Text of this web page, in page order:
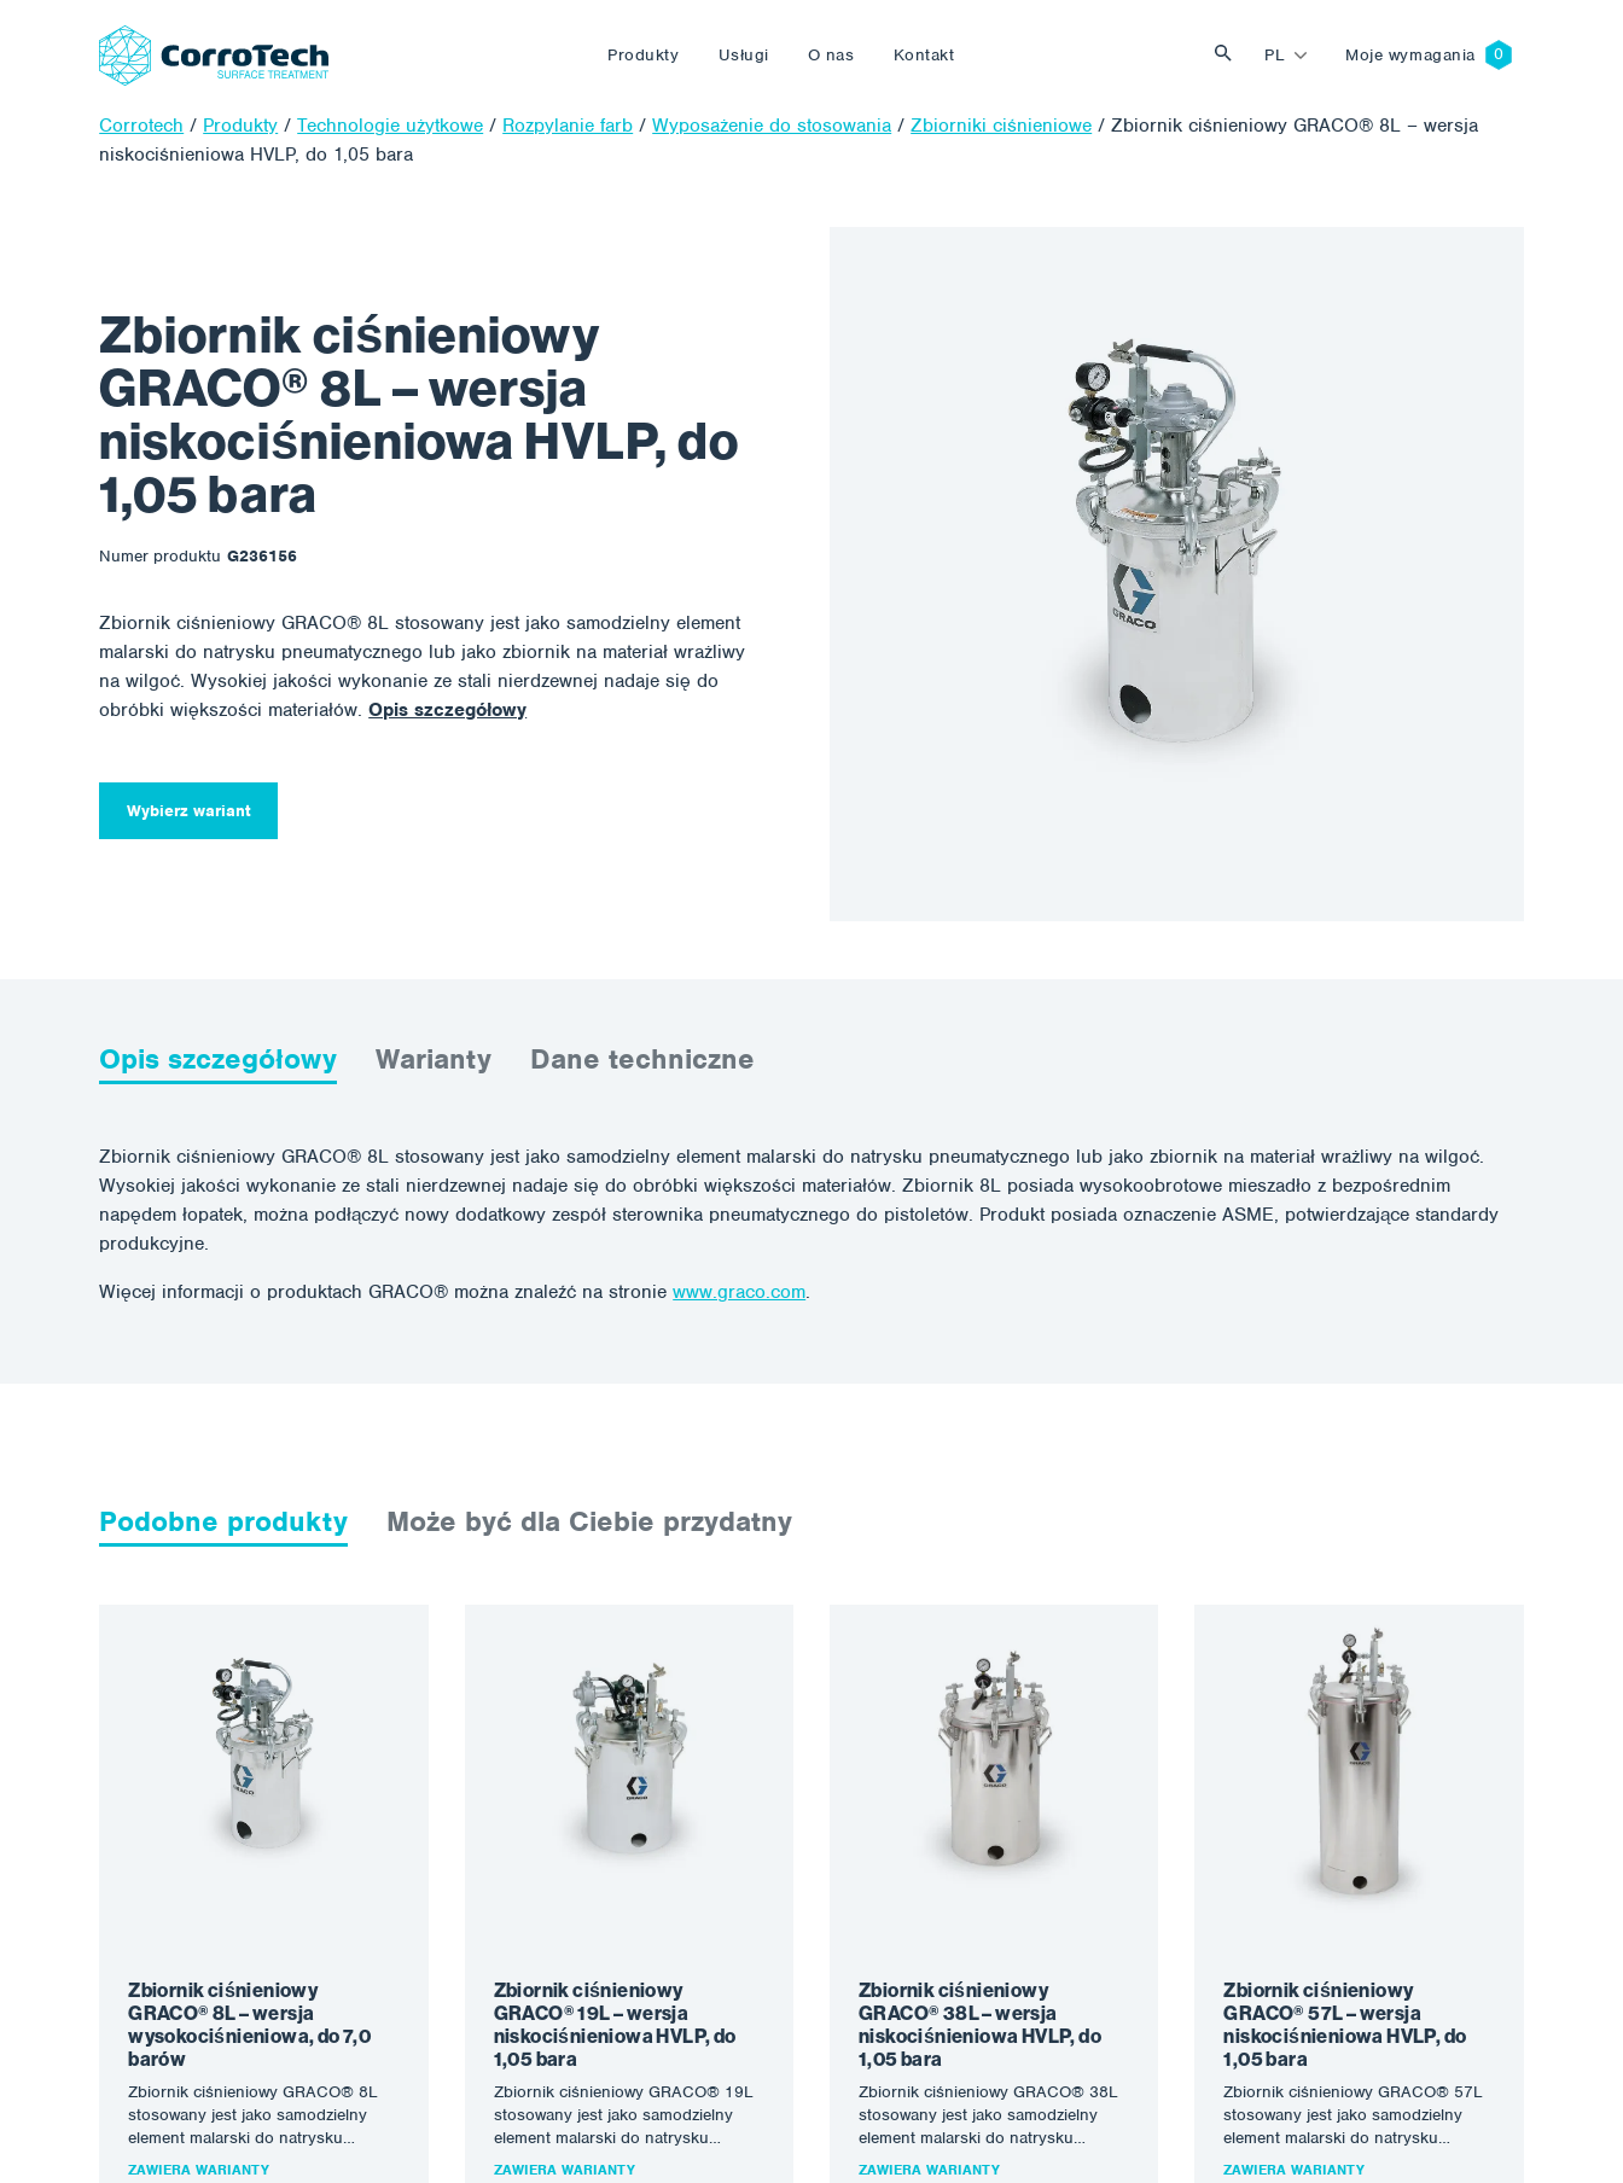
Produkty Usługi O nas Kontakt PL Moje wymagania
Corrotech / Produkty /Technologie użytkowe / Rozpylanie farb /Wyposażenie do stosowania /Zbiorniki ciśnieniowe /Zbiornik ciśnieniowy GRACO® 8L – wersja
niskociśnieniowa HVLP, do 1,05 bara
Zbiornik ciśnieniowy
GRACO® 8L – wersja
niskociśnieniowa HVLP, do
1,05 bara
Numer produktu G236156
Zbiornik ciśnieniowy GRACO® 8L stosowany jest jako samodzielny element
malarski do natrysku pneumatycznego lub jako zbiornik na materiał wrażliwy
na wilgoć. Wysokiej jakości wykonanie ze stali nierdzewnej nadaje się do
obróbki większości materiałów.Opis szczegółowy
Wybierz wariant
Opis szczegółowy Warianty Dane techniczne
Zbiornik ciśnieniowy GRACO® 8L stosowany jest jako samodzielny element malarski do natrysku pneumatycznego lub jako zbiornik na materiał wrażliwy na wilgoć.
Wysokiej jakości wykonanie ze stali nierdzewnej nadaje się do obróbki większości materiałów. Zbiornik 8L posiada wysokoobrotowe mieszadło z bezpośrednim
napędem łopatek, można podłączyć nowy dodatkowy zespół sterownika pneumatycznego do pistoletów. Produkt posiada oznaczenie ASME, potwierdzające standardy
produkcyjne.
Więcej informacji o produktach GRACO® można znaleźć na stroniewww.graco.com.
Podobne produkty Może być dla Ciebie przydatny
Zbiornik ciśnieniowy
GRACO® 8L – wersja
wysokociśnieniowa, do 7,0
barów
Zbiornik ciśnieniowy GRACO® 8L
stosowany jest jako samodzielny
element malarski do natrysku
pneumatycznego lub jako zbiornik
ZAWIERA WARIANTY
Zbiornik ciśnieniowy
GRACO® 19L – wersja
niskociśnieniowa HVLP, do
1,05 bara
Zbiornik ciśnieniowy GRACO® 19L
stosowany jest jako samodzielny
element malarski do natrysku
pneumatycznego lub jako zbiornik
ZAWIERA WARIANTY
Zbiornik ciśnieniowy
GRACO® 38L – wersja
niskociśnieniowa HVLP, do
1,05 bara
Zbiornik ciśnieniowy GRACO® 38L
stosowany jest jako samodzielny
element malarski do natrysku
pneumatycznego lub jako zbiornik
ZAWIERA WARIANTY
Zbiornik ciśnieniowy
GRACO® 57L – wersja
niskociśnieniowa HVLP, do
1,05 bara
Zbiornik ciśnieniowy GRACO® 57L
stosowany jest jako samodzielny
element malarski do natrysku
pneumatycznego lub jako zbiornik
ZAWIERA WARIANTY